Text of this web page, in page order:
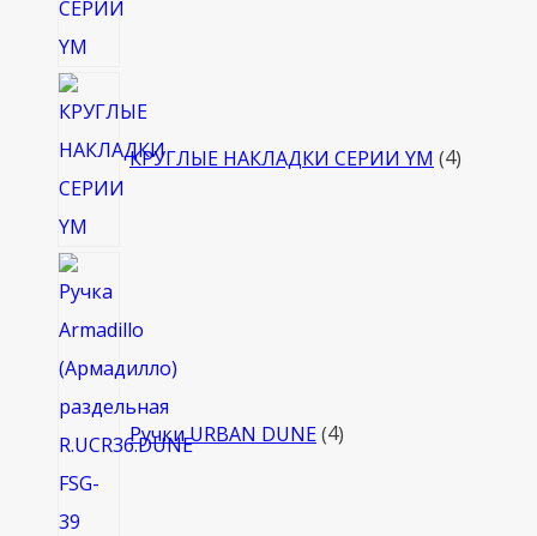
КРУГЛЫЕ НАКЛАДКИ СЕРИИ YM 4
Ручки URBAN DUNE 4